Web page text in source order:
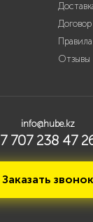
Отзывы
info@hube.kz
7 707 238 47
Заказать звонок